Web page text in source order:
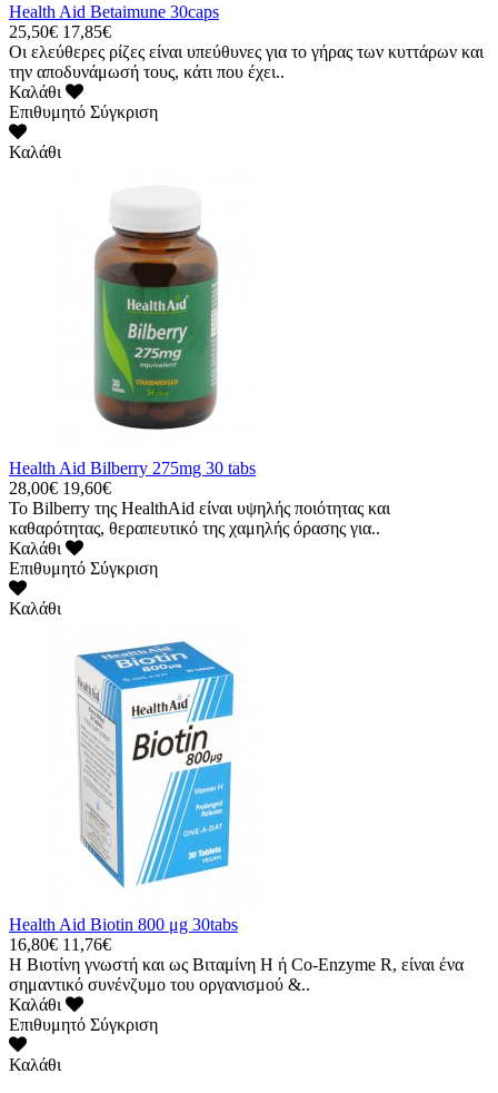
Health Aid Betaimune 30caps
25,50€ 17,85€
Οι ελεύθερες ρίζες είναι υπεύθυνες για το γήρας των κυττάρων και
την αποδυνάμωσή τους, κάτι που έχει..
Καλάθι
Επιθυμητό Σύγκριση
Καλάθι
Health Aid Bilberry 275mg 30 tabs
28,00€ 19,60€
Το Bilberry της HealthAid είναι υψηλής ποιότητας και
καθαρότητας, θεραπευτικό της χαμηλής όρασης για..
Καλάθι
Επιθυμητό Σύγκριση
Καλάθι
Health Aid Biotin 800 μg 30tabs
16,80€ 11,76€
Η Βιοτίνη γνωστή και ως Βιταμίνη Η ή Co-Enzyme R, είναι ένα
σημαντικό συνένζυμο του οργανισμού &..
Καλάθι
Επιθυμητό Σύγκριση
Καλάθι